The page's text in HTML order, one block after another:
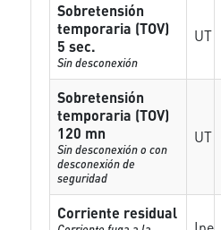
Sobretensión
temporaria (TOV)
5 sec.
Sin desconexión
UT
Sobretensión
temporaria (TOV)
120 mn
Sin desconexión o con
desconexión de
seguridad
UT
Corriente residual